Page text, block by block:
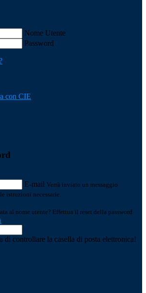
Nome Utente
Password
con CIE
E-mail Verrà inviato un messaggio
istruzioni necessarie.
al nome utente? Effettua il reset della password
di controllare la casella di posta elettronica!